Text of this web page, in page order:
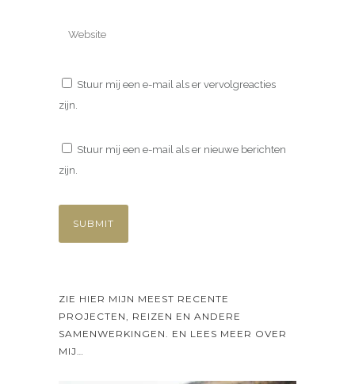
Stuur mij een e-mail als er vervolgreacties
zijn.
Stuur mij een e-mail als er nieuwe berichten
zijn.
ZIE HIER MIJN MEEST RECENTE
PROJECTEN, REIZEN EN ANDERE
SAMENWERKINGEN. EN LEES MEER OVER
MIJ…